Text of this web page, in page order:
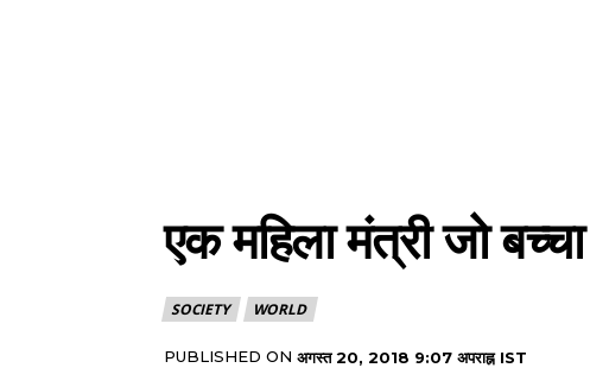
एक महिला मंत्री जो
SOCIETY WORLD
PUBLISHED ON अगस्त 20, 2018 9:07 अपराह्न IST